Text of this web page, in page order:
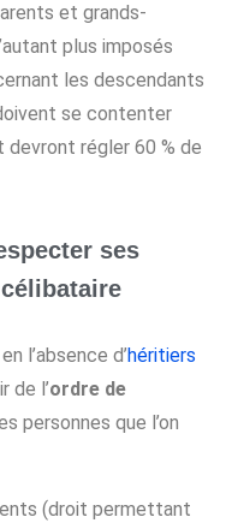
et grands-
plus imposés
les descendants
se contenter
devront régler 60 % de
ses
l’absence d’héritiers
de l’ordre de
personnes que l’on
(droit permettant